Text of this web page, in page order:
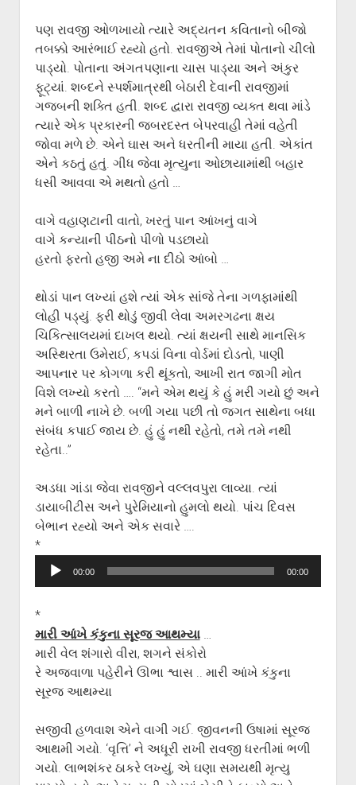
પણ રાવજી ઓળખાયો ત્યારે અદ્યતન કવિતાનો બીજો
તબક્કો આરંભાઈ રહ્યો હતો. રાવજીએ તેમાં પોતાનો ચીલો
પાડ્યો. પોતાના અંગતપણાના ચાસ પાડ્યા અને અંકુર
ફૂટ્યાં. શબ્દને સ્પર્શમાત્રથી બેઠારી દેવાની રાવજીમાં
ગજબની શક્તિ હતી. શબ્દ દ્વારા રાવજી વ્યક્ત થવા માંડે
ત્યારે એક પ્રકારની જબરદસ્ત બેપરવાહી તેમાં વહેતી
જોવા મળે છે. એને ઘાસ અને ધરતીની માયા હતી. એકાંત
એને કઠતું હતું. ગીધ જેવા મૃત્યુના ઓછાયામાંથી બહાર
ધસી આવવા એ મથતો હતો …
વાગે વહાણટાની વાતો, ખરતું પાન આંખનું વાગે
વાગે કન્યાની પીઠનો પીળો પડછાયો
હરતો ફરતો હજી અમે ના દીઠો આંબો …
થોડાં પાન લખ્યાં હશે ત્યાં એક સાંજે તેના ગળફામાંથી
લોહી પડ્યું. ફરી થોડું જીવી લેવા અમરગઢના ક્ષય
ચિકિત્સાલયમાં દાખલ થયો. ત્યાં ક્ષયની સાથે માનસિક
અસ્થિરતા ઉમેરાઈ, કપડાં વિના વોર્ડમાં દોડતો, પાણી
આપનાર પર કોગળા કરી થૂંકતો, આખી રાત જાગી મોત
વિશે લખ્યો કરતો …. “મને એમ થયું કે હું મરી ગયો છું અને
મને બાળી નાખે છે. બળી ગયા પછી તો જગત સાથેના બધા
સંબંધ કપાઈ જાય છે. હું હું નથી રહેતો, તમે તમે નથી
રહેતા..”
અડધા ગાંડા જેવા રાવજીને વલ્લવપુરા લાવ્યા. ત્યાં
ડાયાબીટીસ અને પુરેમિયાનો હુમલો થયો. પાંચ દિવસ
બેભાન રહ્યો અને એક સવારે ….
*
Audio
00:00 00:00
*
મારી આંખે કંકુના સૂરજ આથમ્યા…
મારી વેલ શંગારો વીરા, શગને સંકોરો
રે અજવાળા પહેરીને ઊભા શ્વાસ .. મારી આંખે કંકુના
સૂરજ આથમ્યા
સજીવી હળવાશ એને વાગી ગઈ. જીવનની ઉષામાં સૂરજ
આથમી ગયો. ‘વૃત્તિ’ ને અધૂરી રાખી રાવજી ધરતીમાં ભળી
ગયો. લાભશંકર ઠાકરે લખ્યું, એ ઘણા સમયથી મૃત્યુ